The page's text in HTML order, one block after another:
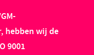
hebben wij de
9001